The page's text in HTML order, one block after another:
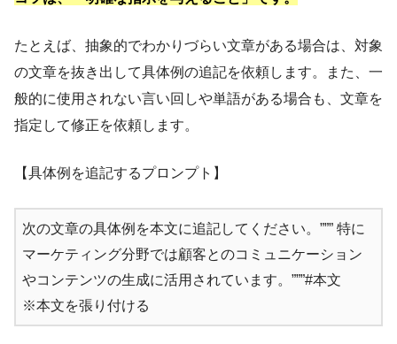
たとえば、抽象的でわかりづらい文章がある場合は、対象
の文章を抜き出して具体例の追記を依頼します。また、一
般的に使用されない言い回しや単語がある場合も、文章を
指定して修正を依頼します。
【具体例を追記するプロンプト】
次の文章の具体例を本文に追記してください。””” 特に
マーケティング分野では顧客とのコミュニケーション
やコンテンツの生成に活用されています。”””#本文
※本文を張り付ける